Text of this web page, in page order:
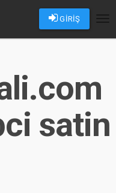
GİRİŞ
satin